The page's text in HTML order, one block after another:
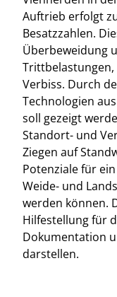
Auftrieb erfolgt
Besatzzahlen.
Überbeweidung
Verbiss. Durch
Technologien
soll gezeigt
Standort- und
Ziegen auf
Potenziale für
Weide- und
werden können.
Hilfestellung für
Dokumentation
darstellen.